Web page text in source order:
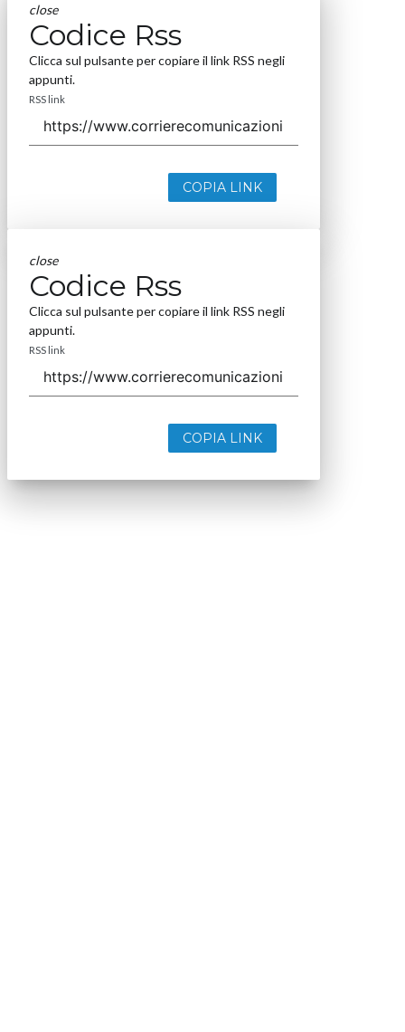
close
Codice Rss
Clicca sul pulsante per copiare il link RSS negli
appunti.
RSS link
COPIA LINK
close
Codice Rss
Clicca sul pulsante per copiare il link RSS negli
appunti.
RSS link
COPIA LINK